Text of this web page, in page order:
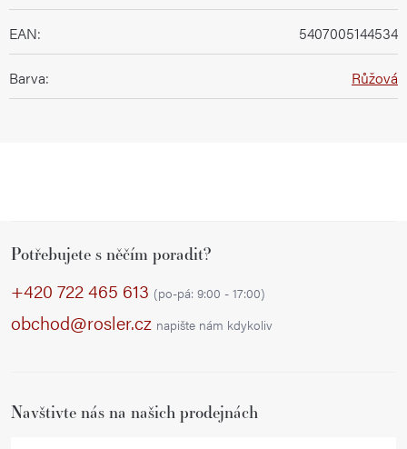
EAN: 5407005144534
Barva: Růžová
Potřebujete s něčím poradit?
+420 722 465 613 (po-pá: 9:00 - 17:00)
obchod@rosler.cz napište nám kdykoliv
Navštivte nás na našich prodejnách